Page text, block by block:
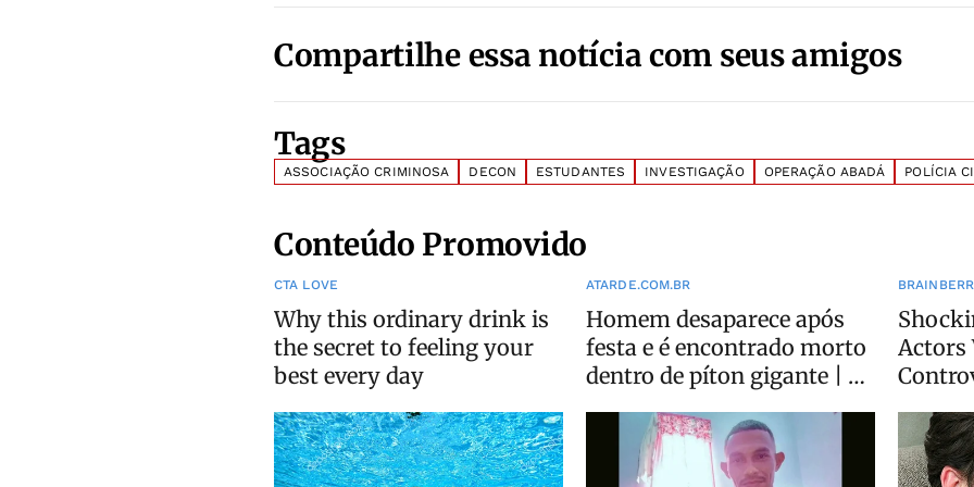
Compartilhe essa notícia com seus amigos
Tags
ASSOCIAÇÃO CRIMINOSA DECON ESTUDANTES INVESTIGAÇÃO OPERAÇÃO ABADÁ POLÍCIA